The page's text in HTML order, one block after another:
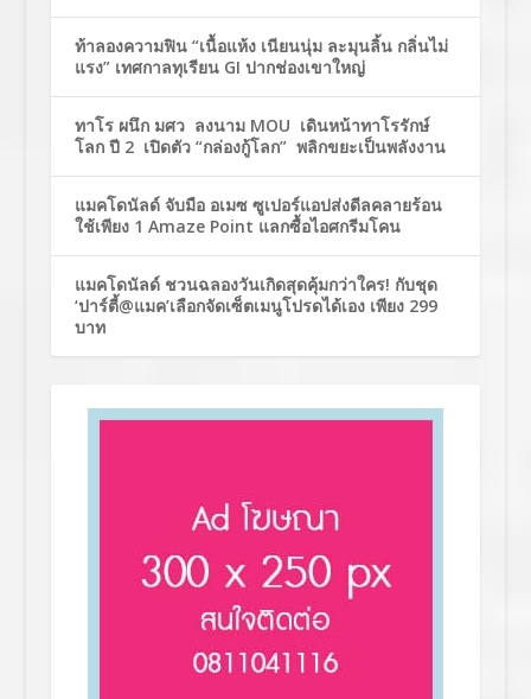
ท้าลองความฟิน “เนื้อแห้ง เนียนนุ่ม ละมุนลิ้น กลิ่นไม่
แรง” เทศกาลทุเรียน GI ปากช่องเขาใหญ่
ทาโร ผนึก มศว ลงนาม MOU เดินหน้าทาโรรักษ์
โลก ปี 2 เปิดตัว “กล่องกู้โลก” พลิกขยะเป็นพลังงาน
แมคโดนัลด์ จับมือ อเมซ ซูเปอร์แอปส่งดีลคลายร้อน
ใช้เพียง 1 Amaze Point แลกซื้อไอศกรีมโคน
แมคโดนัลด์ ชวนฉลองวันเกิดสุดคุ้มกว่าใคร! กับชุด
‘ปาร์ตี้@แมค’เลือกจัดเซ็ตเมนูโปรดได้เอง เพียง 299
บาท